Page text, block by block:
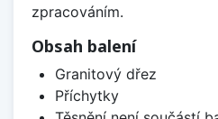
zpracováním.
Obsah balení
Granitový dřez
Příchytky